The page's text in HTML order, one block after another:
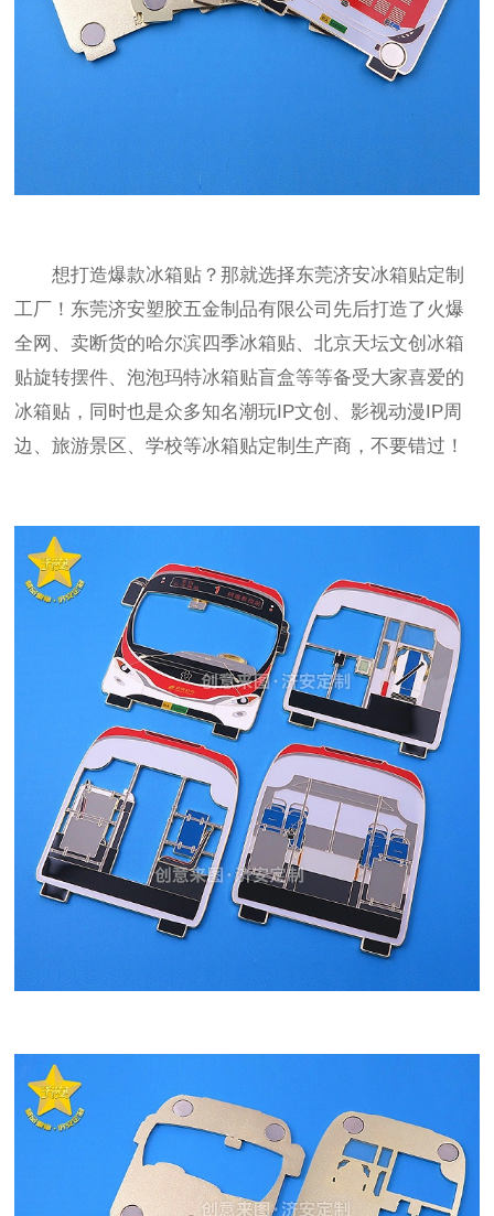
想打造爆款冰箱贴？那就选择东莞济安冰箱贴定制
工厂！东莞济安塑胶五金制品有限公司先后打造了火爆
全网、卖断货的哈尔滨四季冰箱贴、北京天坛文创冰箱
贴旋转摆件、泡泡玛特冰箱贴盲盒等等备受大家喜爱的
冰箱贴，同时也是众多知名潮玩IP文创、影视动漫IP周
边、旅游景区、学校等冰箱贴定制生产商，不要错过！